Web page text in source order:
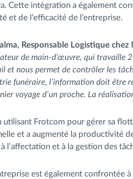
Cette intégration a également
et de l’efficacité de l’entreprise.
Responsable Logistique chez
de main-d’œuvre, qui travaille
et nous permet de contrôler les
funéraire, l’information doit être
voyage d’un proche. La
utilisant Frotcom pour gérer sa
et a augmenté la productivité
l’affectation et à la gestion des
est également confrontée